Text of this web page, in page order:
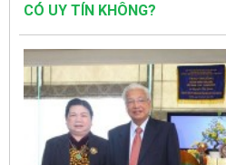
CÓ UY TÍN KHÔNG?